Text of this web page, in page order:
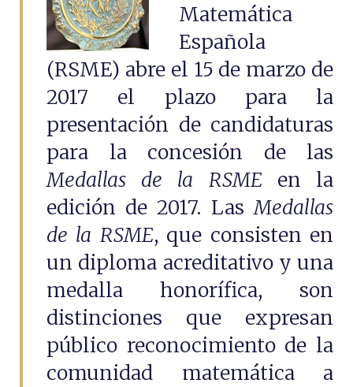
Matemática
Española
(RSME) abre el 15 de marzo de
2017 el plazo para la
presentación de candidaturas
para la concesión de las
Medallas de la RSME en la
edición de 2017. LasMedallas
de la RSME, que consisten en
un diploma acreditativo y una
medalla honorífica, son
distinciones que expresan
público reconocimiento de la
comunidad matemática a